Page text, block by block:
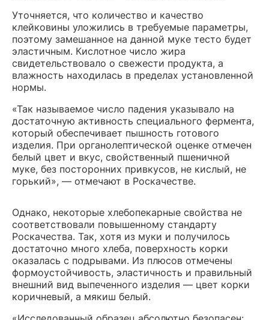
Уточняется, что количество и качество
клейковины уложились в требуемые параметры,
поэтому замешанное на данной муке тесто будет
эластичным. Кислотное число жира
свидетельствовало о свежести продукта, а
влажность находилась в пределах установленной
нормы.
«Так называемое число падения указывало на
достаточную активность специального фермента,
который обеспечивает пышность готового
изделия. При органолептической оценке отмечен
белый цвет и вкус, свойственный пшеничной
муке, без посторонних привкусов, не кислый, не
горький», — отмечают в Роскачестве.
Однако, некоторые хлебопекарные свойства не
соответствовали повышенному стандарту
Роскачества. Так, хотя из муки и получилось
достаточно много хлеба, поверхность корки
оказалась с подрывами. Из плюсов отмечены
формоустойчивость, эластичность и правильный
внешний вид выпеченного изделия — цвет корки
коричневый, а мякиш белый.